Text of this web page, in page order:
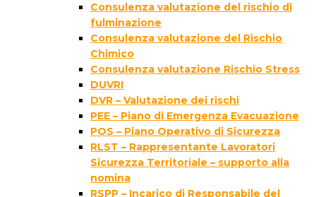
Consulenza valutazione del rischio di
fulminazione
Consulenza valutazione del Rischio
Chimico
Consulenza valutazione Rischio Stress
DUVRI
DVR – Valutazione dei rischi
PEE – Piano di Emergenza Evacuazione
POS – Piano Operativo di Sicurezza
RLST – Rappresentante Lavoratori
Sicurezza Territoriale – supporto alla
nomina
RSPP – Incarico di Responsabile del